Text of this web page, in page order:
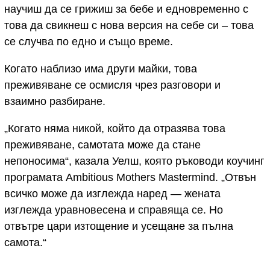
научиш да се грижиш за бебе и едновременно с
това да свикнеш с нова версия на себе си – това
се случва по едно и също време.
Когато наблизо има други майки, това
преживяване се осмисля чрез разговори и
взаимно разбиране.
„Когато няма никой, който да отразява това
преживяване, самотата може да стане
непоносима“, казала Уелш, която ръководи коучинг
програмата Ambitious Mothers Mastermind. „Отвън
всичко може да изглежда наред — жената
изглежда уравновесена и справяща се. Но
отвътре цари изтощение и усещане за пълна
самота.“